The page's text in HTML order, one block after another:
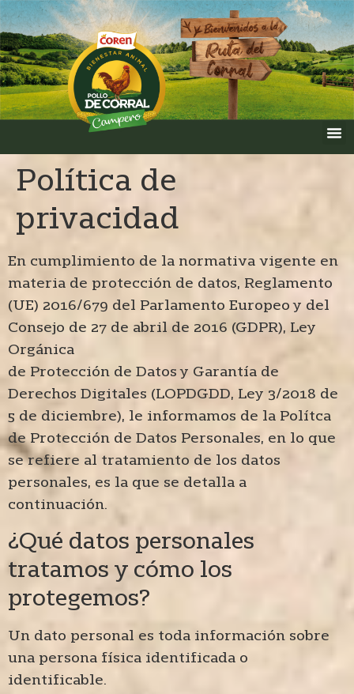
Política de
privacidad
En cumplimiento de la normativa vigente en
materia de protección de datos, Reglamento
(UE) 2016/679 del Parlamento Europeo y del
Consejo de 27 de abril de 2016 (GDPR), Ley
Orgánica
de Protección de Datos y Garantía de
Derechos Digitales (LOPDGDD, Ley 3/2018 de
5 de diciembre), le informamos de la Polítca
de Protección de Datos Personales, en lo que
se refiere al tratamiento de los datos
personales, es la que se detalla a
continuación.
¿Qué datos personales
tratamos y cómo los
protegemos?
Un dato personal es toda información sobre
una persona física identificada o
identificable.